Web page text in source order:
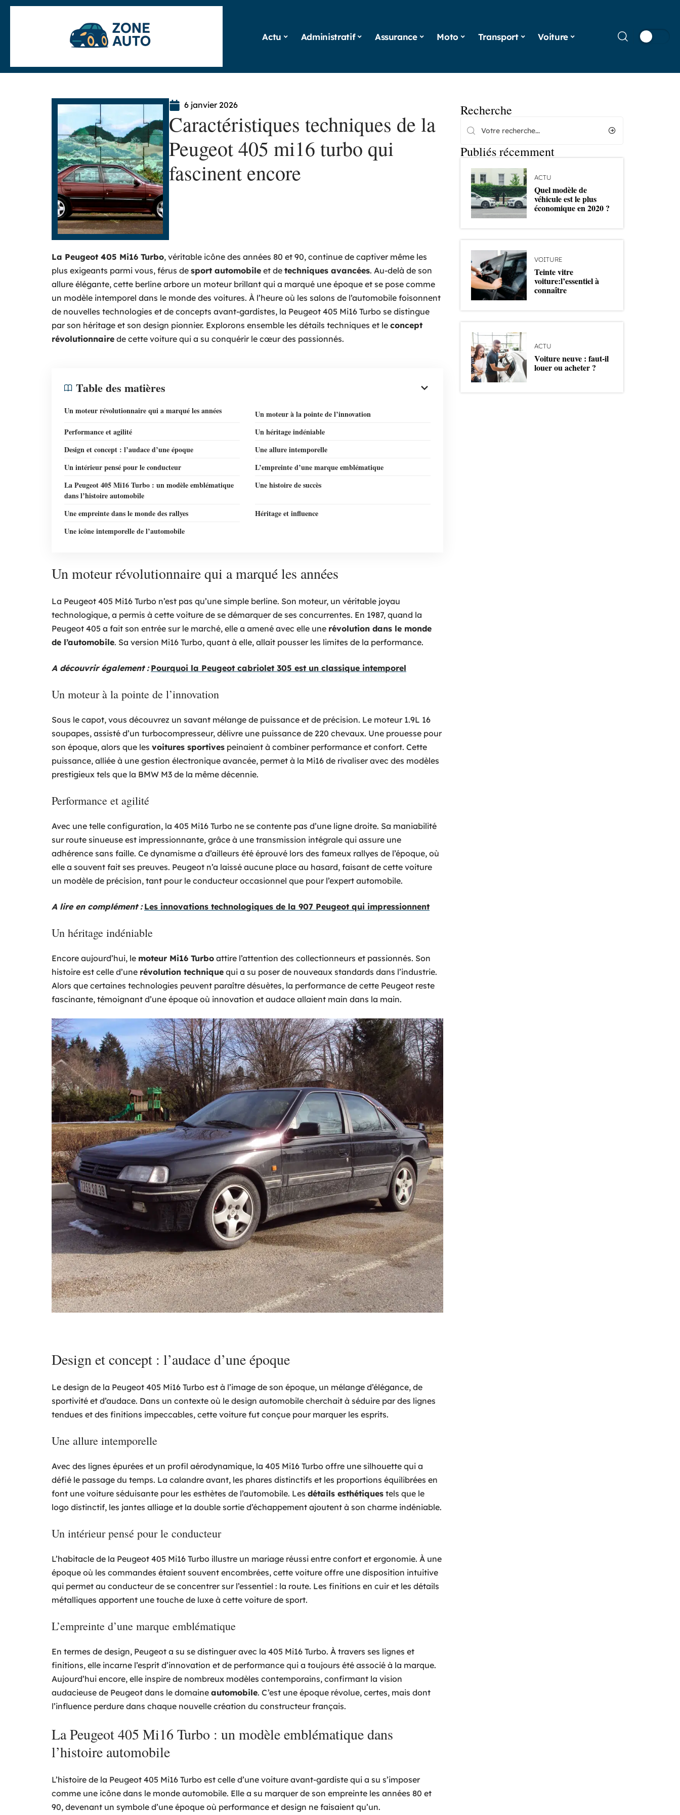
Actu Administratif Assurance Moto Transport Voiture
6 janvier 2026
Caractéristiques techniques de la
Peugeot 405 mi16 turbo qui
fascinent encore
La Peugeot 405 Mi16 Turbo, véritable icône des années 80 et 90, continue de captiver même les
plus exigeants parmi vous, férus de sport automobile et de techniques avancées. Au-delà de son
allure élégante, cette berline arbore un moteur brillant qui a marqué une époque et se pose comme
un modèle intemporel dans le monde des voitures. À l’heure où les salons de l’automobile foisonnent
de nouvelles technologies et de concepts avant-gardistes, la Peugeot 405 Mi16 Turbo se distingue
par son héritage et son design pionnier. Explorons ensemble les détails techniques et le concept
révolutionnaire de cette voiture qui a su conquérir le cœur des passionnés.
Table des matières
Un moteur révolutionnaire qui a marqué les années
Un moteur à la pointe de l’innovation
Performance et agilité
Un héritage indéniable
Design et concept : l’audace d’une époque
Une allure intemporelle
Un intérieur pensé pour le conducteur
L’empreinte d’une marque emblématique
La Peugeot 405 Mi16 Turbo : un modèle emblématique
dans l’histoire automobile
Une histoire de succès
Une empreinte dans le monde des rallyes
Héritage et influence
Une icône intemporelle de l’automobile
Un moteur révolutionnaire qui a marqué les années
La Peugeot 405 Mi16 Turbo n’est pas qu’une simple berline. Son moteur, un véritable joyau
technologique, a permis à cette voiture de se démarquer de ses concurrentes. En 1987, quand la
Peugeot 405 a fait son entrée sur le marché, elle a amené avec elle une révolution dans le monde
de l’automobile. Sa version Mi16 Turbo, quant à elle, allait pousser les limites de la performance.
A découvrir également : Pourquoi la Peugeot cabriolet 305 est un classique intemporel
Un moteur à la pointe de l’innovation
Sous le capot, vous découvrez un savant mélange de puissance et de précision. Le moteur 1.9L 16
soupapes, assisté d’un turbocompresseur, délivre une puissance de 220 chevaux. Une prouesse pour
son époque, alors que les voitures sportives peinaient à combiner performance et confort. Cette
puissance, alliée à une gestion électronique avancée, permet à la Mi16 de rivaliser avec des modèles
prestigieux tels que la BMW M3 de la même décennie.
Performance et agilité
Avec une telle configuration, la 405 Mi16 Turbo ne se contente pas d’une ligne droite. Sa maniabilité
sur route sinueuse est impressionnante, grâce à une transmission intégrale qui assure une
adhérence sans faille. Ce dynamisme a d’ailleurs été éprouvé lors des fameux rallyes de l’époque, où
elle a souvent fait ses preuves. Peugeot n’a laissé aucune place au hasard, faisant de cette voiture
un modèle de précision, tant pour le conducteur occasionnel que pour l’expert automobile.
A lire en complément : Les innovations technologiques de la 907 Peugeot qui impressionnent
Un héritage indéniable
Encore aujourd’hui, le moteur Mi16 Turbo attire l’attention des collectionneurs et passionnés. Son
histoire est celle d’une révolution technique qui a su poser de nouveaux standards dans l’industrie.
Alors que certaines technologies peuvent paraître désuètes, la performance de cette Peugeot reste
fascinante, témoignant d’une époque où innovation et audace allaient main dans la main.
Design et concept : l’audace d’une époque
Le design de la Peugeot 405 Mi16 Turbo est à l’image de son époque, un mélange d’élégance, de
sportivité et d’audace. Dans un contexte où le design automobile cherchait à séduire par des lignes
tendues et des finitions impeccables, cette voiture fut conçue pour marquer les esprits.
Une allure intemporelle
Avec des lignes épurées et un profil aérodynamique, la 405 Mi16 Turbo offre une silhouette qui a
défié le passage du temps. La calandre avant, les phares distinctifs et les proportions équilibrées en
font une voiture séduisante pour les esthètes de l’automobile. Les détails esthétiques tels que le
logo distinctif, les jantes alliage et la double sortie d’échappement ajoutent à son charme indéniable.
Un intérieur pensé pour le conducteur
L’habitacle de la Peugeot 405 Mi16 Turbo illustre un mariage réussi entre confort et ergonomie. À une
époque où les commandes étaient souvent encombrées, cette voiture offre une disposition intuitive
qui permet au conducteur de se concentrer sur l’essentiel : la route. Les finitions en cuir et les détails
métalliques apportent une touche de luxe à cette voiture de sport.
L’empreinte d’une marque emblématique
En termes de design, Peugeot a su se distinguer avec la 405 Mi16 Turbo. À travers ses lignes et
finitions, elle incarne l’esprit d’innovation et de performance qui a toujours été associé à la marque.
Aujourd’hui encore, elle inspire de nombreux modèles contemporains, confirmant la vision
audacieuse de Peugeot dans le domaine automobile. C’est une époque révolue, certes, mais dont
l’influence perdure dans chaque nouvelle création du constructeur français.
La Peugeot 405 Mi16 Turbo : un modèle emblématique dans
l’histoire automobile
L’histoire de la Peugeot 405 Mi16 Turbo est celle d’une voiture avant-gardiste qui a su s’imposer
comme une icône dans le monde automobile. Elle a su marquer de son empreinte les années 80 et
90, devenant un symbole d’une époque où performance et design ne faisaient qu’un.
Recherche
Publiés récemment
ACTU
Quel modèle de
véhicule est le plus
économique en 2020 ?
VOITURE
Teinte vitre
voiture:l’essentiel à
connaître
ACTU
Voiture neuve : faut-il
louer ou acheter ?